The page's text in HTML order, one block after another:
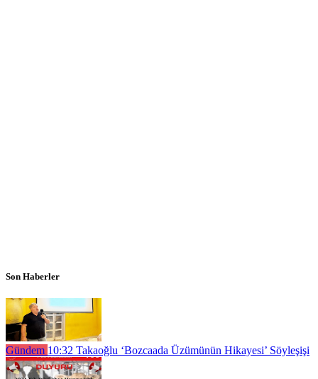
Son Haberler
Gündem 10:32 Takaoğlu ‘Bozcaada Üzümünün Hikayesi’ Söyleşişi